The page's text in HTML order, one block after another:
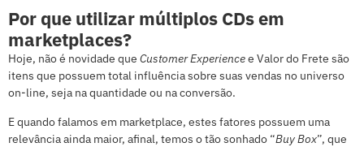
Por que utilizar múltiplos CDs em
marketplaces?
Hoje, não é novidade que Customer Experiencee Valor do Frete são
itens que possuem total influência sobre suas vendas no universo
on-line, seja na quantidade ou na conversão.
E quando falamos em marketplace, estes fatores possuem uma
relevância ainda maior, afinal, temos o tão sonhado “Buy Box”, que